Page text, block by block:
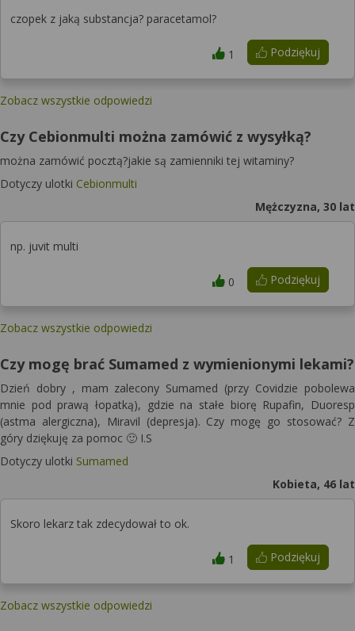
czopek z jaką substancja? paracetamol?
Podziękuj
1
Zobacz wszystkie odpowiedzi
Czy Cebionmulti można zamówić z wysyłką?
można zamówić pocztą?jakie są zamienniki tej witaminy?
Dotyczy ulotki Cebionmulti
Mężczyzna, 30 lat
np. juvit multi
Podziękuj
0
Zobacz wszystkie odpowiedzi
Czy mogę brać Sumamed z wymienionymi lekami?
Dzień dobry , mam zalecony Sumamed (przy Covidzie pobolewa
mnie pod prawą łopatką), gdzie na stałe biorę Rupafin, Duoresp
(astma alergiczna), Miravil (depresja). Czy mogę go stosować? Z
góry dziękuję za pomoc 🙂 I.S
Dotyczy ulotki Sumamed
Kobieta, 46 lat
Skoro lekarz tak zdecydował to ok.
Podziękuj
1
Zobacz wszystkie odpowiedzi